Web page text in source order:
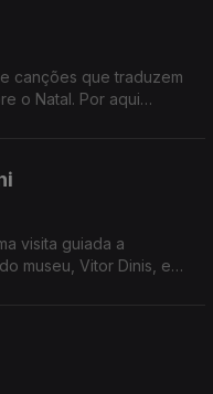
canções que traduzem
o Natal. Por aqui
visita guiada a
museu, Vitor Dinis, e